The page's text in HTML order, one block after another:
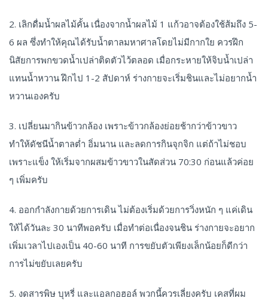
2. เลิกดื่มน้ำผลไม้คั้น เนื่องจากน้ำผลไม้ 1 แก้วอาจต้องใช้ส้มถึง 5-
6 ผล ซึ่งทำให้คุณได้รับน้ำตาลมหาศาลโดยไม่มีกากใย ควรฝึก
นิสัยการพกขวดน้ำเปล่าติดตัวไว้ตลอด เมื่อกระหายให้จิบน้ำเปล่า
แทนน้ำหวาน ฝึกไป 1-2 สัปดาห์ ร่างกายจะเริ่มชินและไม่อยากน้ำ
หวานเองครับ
3. เปลี่ยนมากินข้าวกล้อง เพราะข้าวกล้องย่อยช้ากว่าข้าวขาว
ทำให้ดัชนีน้ำตาลต่ำ อิ่มนาน และลดการกินจุกจิก แต่ถ้าไม่ชอบ
เพราะแข็ง ให้เริ่มจากผสมข้าวขาวในสัดส่วน 70:30 ก่อนแล้วค่อย
ๆ เพิ่มครับ
4. ออกกำลังกายด้วยการเดิน ไม่ต้องเริ่มด้วยการวิ่งหนัก ๆ แค่เดิน
ให้ได้วันละ 30 นาทีพอครับ เมื่อทำต่อเนื่องจนชิน ร่างกายจะอยาก
เพิ่มเวลาไปเองเป็น 40-60 นาที การขยับตัวเพียงเล็กน้อยก็ดีกว่า
การไม่ขยับเลยครับ
5. งดสารพิษ บุหรี่ และแอลกอฮอล์ พวกนี้ควรเลี่ยงครับ เคสที่ผม